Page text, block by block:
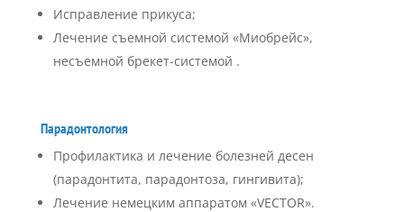
Исправление прикуса;
Лечение съемной системой «Миобрейс»,
несъемной брекет-системой .
Парадонтология
Профилактика и лечение болезней десен
(парадонтита, парадонтоза, гингивита);
Лечение немецким аппаратом «VECTOR».